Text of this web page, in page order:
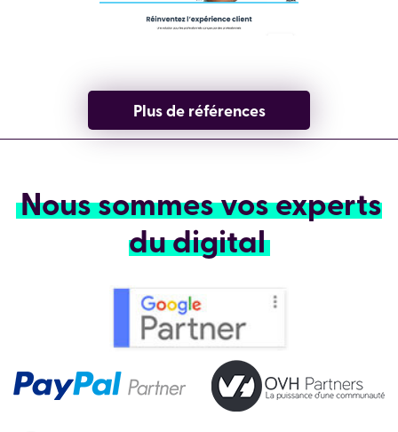
Plus de références
Nous sommes vos experts
du digital